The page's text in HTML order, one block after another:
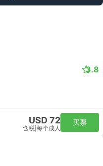
3.8
USD 72
含税 每个成人
买票